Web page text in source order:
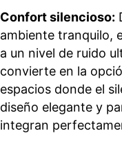
Confort silencioso:
ambiente tranquilo,
a un nivel de ruido
convierte en la
espacios donde el
diseño elegante y
integran